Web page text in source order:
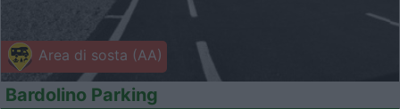
Area di sosta (AA)
Bardolino Parking